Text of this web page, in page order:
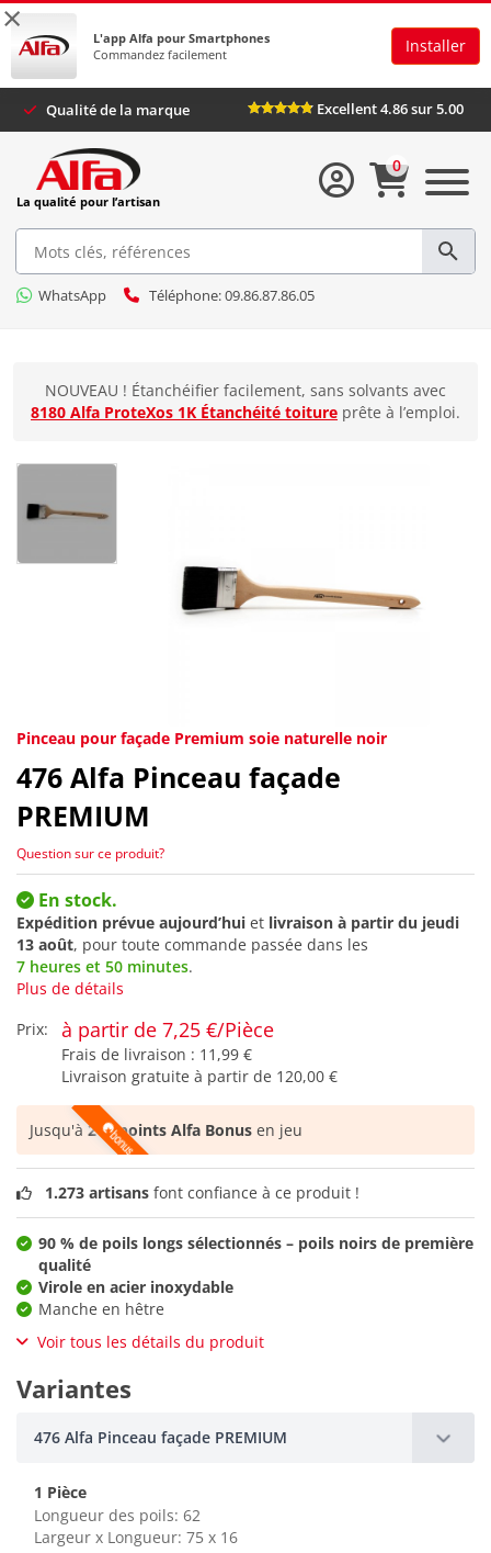
×
L'app Alfa pour Smartphones
Commandez facilement
Installer
Qualité de la marque Excellent 4.86 sur 5.00
La qualité pour l’artisan
WhatsApp Téléphone: 09.86.87.86.05
0
NOUVEAU ! Étanchéifier facilement, sans solvants avec
8180 Alfa ProteXos 1K Étanchéité toiture prête à l’emploi.
Pinceau pour façade Premium soie naturelle noir
476 Alfa Pinceau façade
PREMIUM
Question sur ce produit?
En stock.
Expédition prévue aujourd’hui et livraison à partir du jeudi
13 août, pour toute commande passée dans les
7 heures et 50 minutes.
Plus de détails
Prix:
à partir de 7,25 €/Pièce
Frais de livraison : 11,99 €
Livraison gratuite à partir de 120,00 €
Jusqu'à217 points Alfa Bonus en jeu
1.273 artisans font confiance à ce produit !
90 % de poils longs sélectionnés – poils noirs de première
qualité
Virole en acier inoxydable
Manche en hêtre
Voir tous les détails du produit
Variantes
476 Alfa Pinceau façade PREMIUM
1 Pièce
Longueur des poils: 62
Largeur x Longueur: 75 x 16